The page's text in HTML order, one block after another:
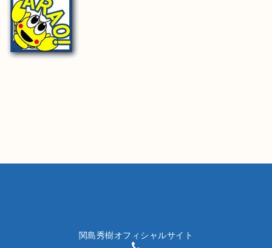
関島秀樹オフィシャルサイト